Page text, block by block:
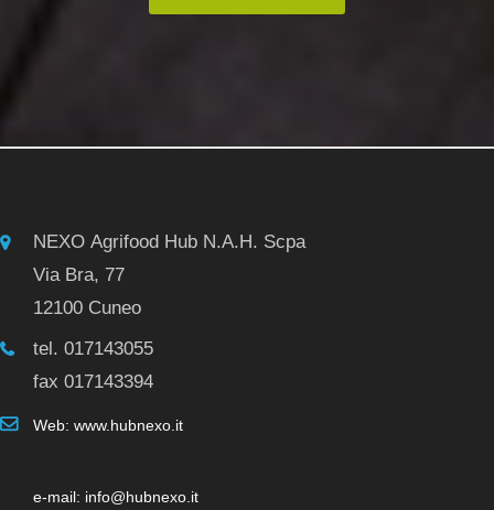
NEXO Agrifood Hub N.A.H. Scpa
Via Bra, 77
12100 Cuneo
tel. 017143055
fax 017143394
Web: www.hubnexo.it
e-mail: info@hubnexo.it